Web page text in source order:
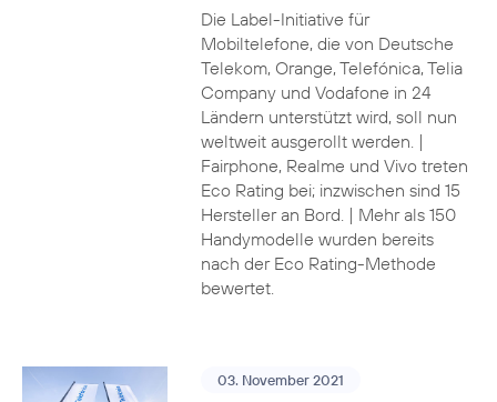
Die Label-Initiative für
Mobiltelefone, die von Deutsche
Telekom, Orange, Telefónica, Telia
Company und Vodafone in 24
Ländern unterstützt wird, soll nun
weltweit ausgerollt werden. |
Fairphone, Realme und Vivo treten
Eco Rating bei; inzwischen sind 15
Hersteller an Bord. | Mehr als 150
Handymodelle wurden bereits
nach der Eco Rating-Methode
bewertet.
03. November 2021